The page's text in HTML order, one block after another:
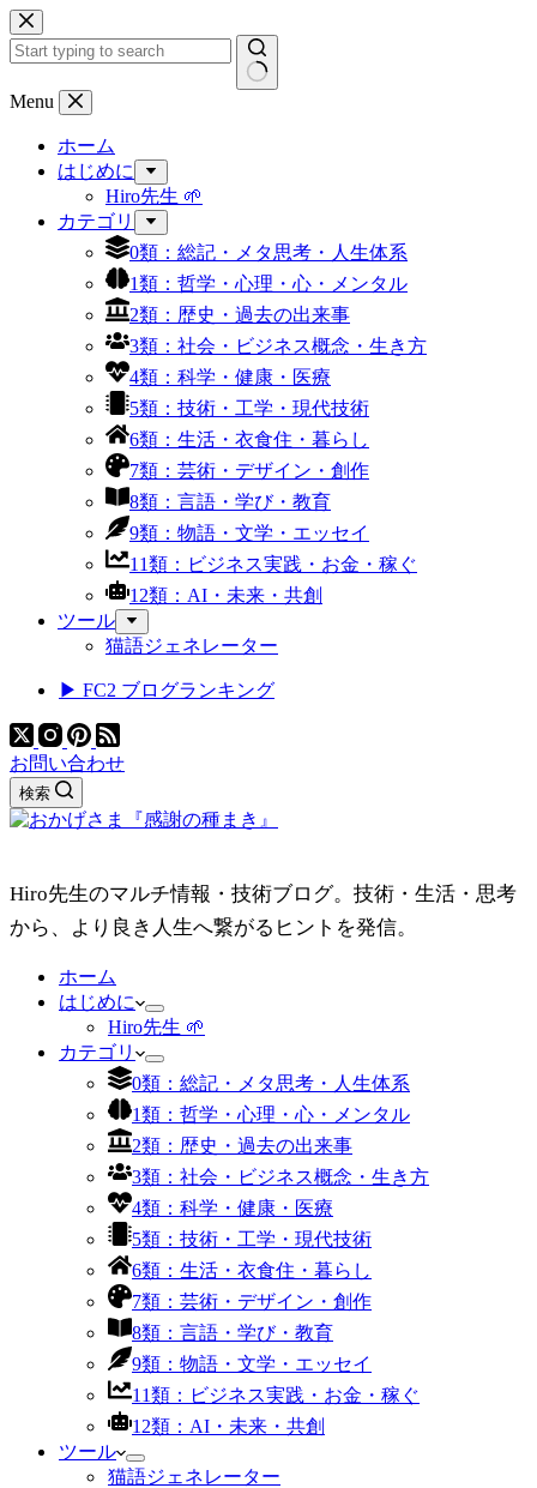
コ
ン
テ
ン
結
Menu
ホーム
はじめに
Hiro先生 🌱
カテゴリ
0類：総記・メタ思考・人生体系
1類：哲学・心理・心・メンタル
2類：歴史・過去の出来事
3類：社会・ビジネス概念・生き方
4類：科学・健康・医療
5類：技術・工学・現代技術
6類：生活・衣食住・暮らし
7類：芸術・デザイン・創作
8類：言語・学び・教育
9類：物語・文学・エッセイ
11類：ビジネス実践・お金・稼ぐ
12類：AI・未来・共創
ツール
猫語ジェネレーター
▶ FC2 ブログランキング
お問い合わせ
検索
Hiro先生のマルチ情報・技術ブログ。技術・生活・思考
から、より良き人生へ繋がるヒントを発信。
ホーム
はじめに
Hiro先生 🌱
カテゴリ
0類：総記・メタ思考・人生体系
1類：哲学・心理・心・メンタル
2類：歴史・過去の出来事
3類：社会・ビジネス概念・生き方
4類：科学・健康・医療
5類：技術・工学・現代技術
6類：生活・衣食住・暮らし
7類：芸術・デザイン・創作
8類：言語・学び・教育
9類：物語・文学・エッセイ
11類：ビジネス実践・お金・稼ぐ
12類：AI・未来・共創
ツール
猫語ジェネレーター